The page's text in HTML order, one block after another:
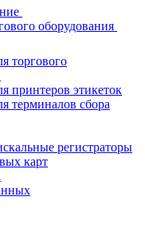
оборудования
торгового
принтеров этикеток
терминалов сбора
регистраторы
карт